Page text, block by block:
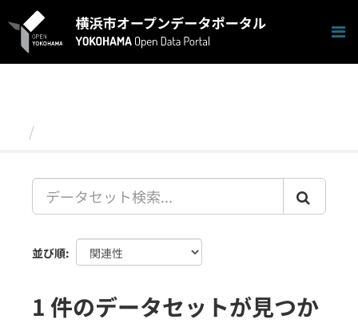
キ
並び順
1 件のデータセットが見つか